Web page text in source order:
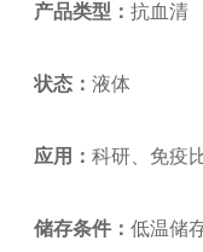
产品类型： 抗血清
状态： 液体
应用： 科研、免疫
储存条件： 低温储